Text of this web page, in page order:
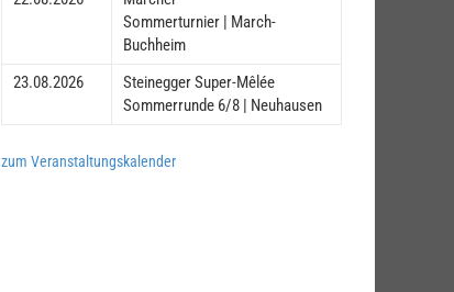
Sommerturnier | March-
Buchheim
23.08.2026
Steinegger Super-Mêlée
Sommerrunde 6/8 | Neuhausen
zum Veranstaltungskalender